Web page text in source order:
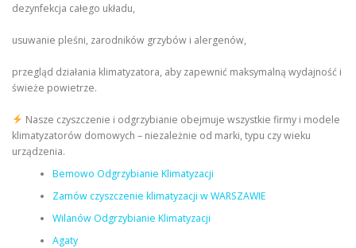
dezynfekcja całego układu,
usuwanie pleśni, zarodników grzybów i alergenów,
przegląd działania klimatyzatora, aby zapewnić maksymalną wydajność i
świeże powietrze.
Nasze czyszczenie i odgrzybianie obejmuje wszystkie firmy i modele
klimatyzatorów domowych – niezależnie od marki, typu czy wieku
urządzenia.
Bemowo Odgrzybianie Klimatyzacji
Zamów czyszczenie klimatyzacji w WARSZAWIE
Wilanów Odgrzybianie Klimatyzacji
Agaty